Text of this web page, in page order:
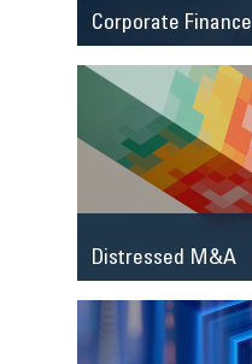
Corporate Finance
Distressed M&A